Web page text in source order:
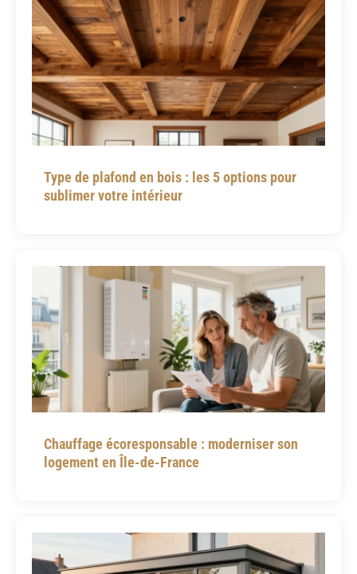
Type de plafond en bois : les 5 options pour
sublimer votre intérieur
Chauffage écoresponsable : moderniser son
logement en Île-de-France